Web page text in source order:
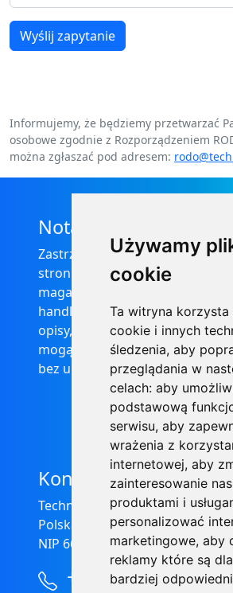
Używamy
cookie
Ta witryna
cookie i innych
śledzenia, aby
przeglądania w
celach: aby
podstawową
serwisu, aby
wrażenia z
internetowej, aby
zainteresowanie
produktami i
personalizować
marketingowe, aby
reklamy które są
bardziej
Wyślij zapytanie
Informujemy, że będziemy przetwarzać
osobowe zgodnie z Rozporządzeniem
można zgłaszać pod adresem:
Nota prawna
Zastrzega się, że informacje
stronie internetowej https://
magazynowy.technical.pl/ nie
handlowej w rozumieniu
opisy, dane techniczne i
mogą ulec zmianie bez podania
bez uprzedzenia.
Kontakt
Technical Grzegorz Tęgos
Polska, 62-600 Koło, ul.
NIP 666-137-75-84, REGON
+48 63-27-25-478